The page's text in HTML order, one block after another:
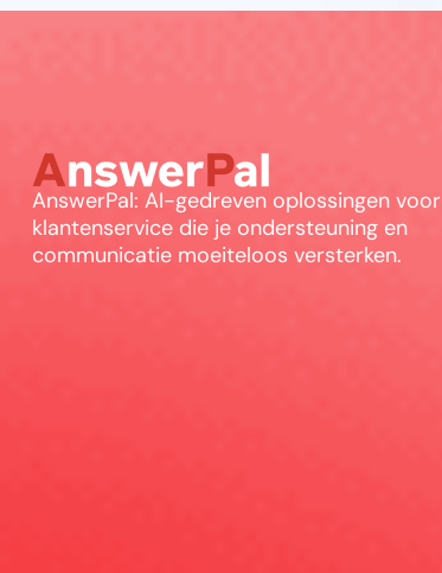
AnswerPal: AI-gedreven oplossingen voor
klantenservice die je ondersteuning en
communicatie moeiteloos versterken.